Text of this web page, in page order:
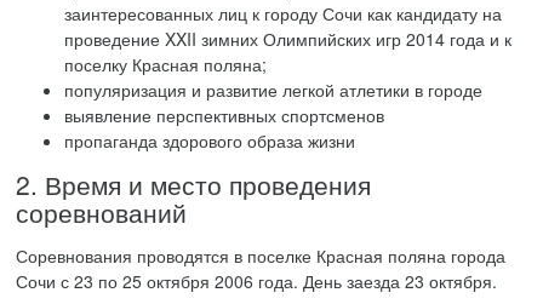
заинтересованных лиц к городу Сочи как кандидату на
проведение XXII зимних Олимпийских игр 2014 года и к
поселку Красная поляна;
популяризация и развитие легкой атлетики в городе
выявление перспективных спортсменов
пропаганда здорового образа жизни
2. Время и место проведения
соревнований
Соревнования проводятся в поселке Красная поляна города
Сочи с 23 по 25 октября 2006 года. День заезда 23 октября.